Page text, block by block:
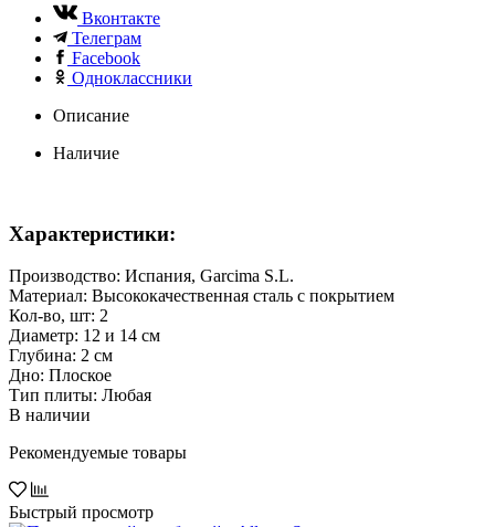
Вконтакте
Телеграм
Facebook
Одноклассники
Описание
Наличие
Характеристики:
Производство: Испания, Garcima S.L.
Материал: Высококачественная сталь с покрытием
Кол-во, шт: 2
Диаметр: 12 и 14 см
Глубина: 2 см
Дно: Плоское
Тип плиты: Любая
В наличии
Рекомендуемые товары
Быстрый просмотр